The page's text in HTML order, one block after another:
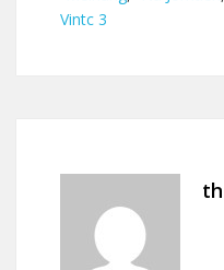
Vintc 3